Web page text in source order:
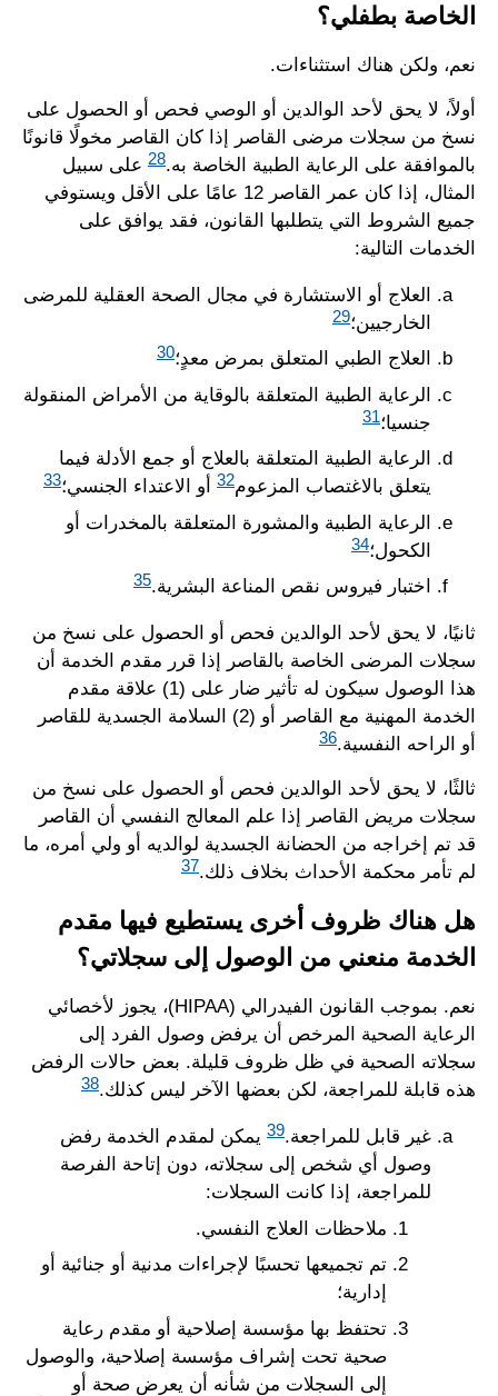
الخاصة بطفلي؟
نعم، ولكن هناك استثناءات.
أولاً، لا يحق لأحد الوالدين أو الوصي فحص أو الحصول على
نسخ من سجلات مرضى القاصر إذا كان القاصر مخولًا قانونًا
بالموافقة على الرعاية الطبية الخاصة به.28 على سبيل
المثال، إذا كان عمر القاصر 12 عامًا على الأقل ويستوفي
جميع الشروط التي يتطلبها القانون، فقد يوافق على
الخدمات التالية:
العلاج أو الاستشارة في مجال الصحة العقلية للمرضى
الخارجيين؛29
العلاج الطبي المتعلق بمرض معدٍ؛30
الرعاية الطبية المتعلقة بالوقاية من الأمراض المنقولة
جنسيا؛31
الرعاية الطبية المتعلقة بالعلاج أو جمع الأدلة فيما
يتعلق بالاغتصاب المزعوم32 أو الاعتداء الجنسي؛33
الرعاية الطبية والمشورة المتعلقة بالمخدرات أو
الكحول؛34
اختبار فيروس نقص المناعة البشرية.35
ثانيًا، لا يحق لأحد الوالدين فحص أو الحصول على نسخ من
سجلات المرضى الخاصة بالقاصر إذا قرر مقدم الخدمة أن
هذا الوصول سيكون له تأثير ضار على (1) علاقة مقدم
الخدمة المهنية مع القاصر أو (2) السلامة الجسدية للقاصر
أو الراحه النفسية.36
ثالثًا، لا يحق لأحد الوالدين فحص أو الحصول على نسخ من
سجلات مريض القاصر إذا علم المعالج النفسي أن القاصر
قد تم إخراجه من الحضانة الجسدية لوالديه أو ولي أمره، ما
لم تأمر محكمة الأحداث بخلاف ذلك.37
هل هناك ظروف أخرى يستطيع فيها مقدم
الخدمة منعني من الوصول إلى سجلاتي؟
نعم. بموجب القانون الفيدرالي (HIPAA)، يجوز لأخصائي
الرعاية الصحية المرخص أن يرفض وصول الفرد إلى
سجلاته الصحية في ظل ظروف قليلة. بعض حالات الرفض
هذه قابلة للمراجعة، لكن بعضها الآخر ليس كذلك.38
غير قابل للمراجعة.39 يمكن لمقدم الخدمة رفض
وصول أي شخص إلى سجلاته، دون إتاحة الفرصة
للمراجعة، إذا كانت السجلات:
ملاحظات العلاج النفسي.
تم تجميعها تحسبًا لإجراءات مدنية أو جنائية أو
إدارية؛
تحتفظ بها مؤسسة إصلاحية أو مقدم رعاية
صحية تحت إشراف مؤسسة إصلاحية، والوصول
إلى السجلات من شأنه أن يعرض صحة أو